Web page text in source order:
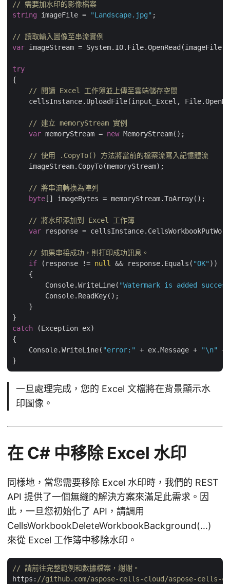
// 需要加水印的影像檔案
string imageFile = "Landscape.jpg" ;
// 讀取輸入圖像至串流實例
var imageStream = System.IO.File.OpenRead(imageFile);
try
{
// 閱讀 Excel 工作簿並上傳至雲端儲存空間
cellsInstance.UploadFile(input_Excel,
// 建立 memoryStream 實例
var memoryStream = new MemoryStream();
// 使用 .CopyTo() 方法將當前的檔案流寫入記憶體流
    imageStream.CopyTo(memoryStream);
// 將串流轉換為陣列
byte [] imageBytes = memoryStream.ToArray();
// 將水印添加到 Excel 工作簿
var response =
// 如果串接成功，則打印成功訊息。
if (response != null && response.Equals( "OK" ))
    {
        Console.WriteLine(
"Watermark is added
        Console.ReadKey();
    }
catch (Exception ex)
{
    Console.WriteLine(
"error:" + ex.Message + "\n"
+
一旦處理完成，您的 Excel 文檔將在背景顯示水
印圖像。
在 C# 中移除 Excel 水印
同樣地，當您需要移除 Excel 水印時，我們的 REST
API 提供了一個無縫的解決方案來滿足此需求。因
此，一旦您初始化了 API，請調用
CellsWorkbookDeleteWorkbookBackground(…)
來從 Excel 工作簿中移除水印。
// 請前往完整範例和數據檔案，謝謝。
https: //github.com/aspose-cells-cloud/aspose-cells-